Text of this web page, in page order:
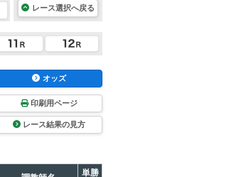
レース選択へ戻る
オッズ
印刷用ページ
レース結果の見方
単勝